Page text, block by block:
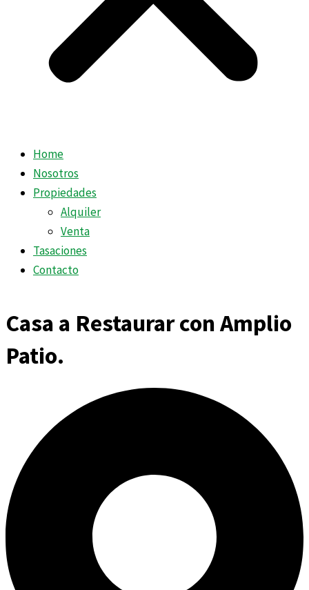
Home
Nosotros
Propiedades
Alquiler
Venta
Tasaciones
Contacto
Casa a Restaurar con Amplio
Patio.